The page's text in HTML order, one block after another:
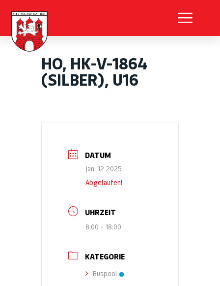
HO, HK-V-1864
(SILBER), U16
DATUM
Jan. 12 2025
Abgelaufen!
UHRZEIT
8:00 - 18:00
KATEGORIE
Buspool